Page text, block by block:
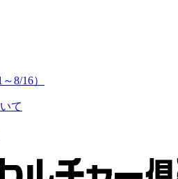
8/16）
て